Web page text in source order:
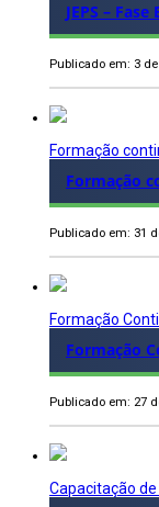
JEPS –
Publicado em: 3
Formação
Formação
Publicado em: 31
Formação
Formação
Publicado em: 27
Capacitação